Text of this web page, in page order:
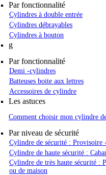
Par fonctionnalité
Cylindres à double entrée
Cylindres débrayables
Cylindres à bouton
g
Par fonctionnalité
Demi -cylindres
Batteuses boite aux lettres
Accessoires de cylindre
Les astuces
Comment choisir mon cylindre
Par niveau de sécurité
Cylindre de sécurité : Provisoire
Cylindre de haute sécurité :
Cylindre de très haute sécurité :
ou de maison